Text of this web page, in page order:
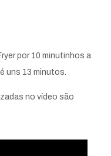
por 10 minutinhos a
uns 13 minutos.
no vídeo são